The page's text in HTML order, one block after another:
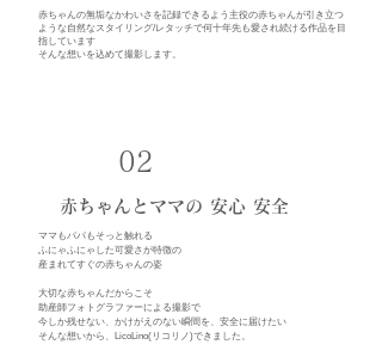
赤ちゃんの無垢なかわいさを記録できるよう主役の赤ちゃんが引き立つ
ような自然なスタイリング/レタッチで何十年先も愛され続ける作品を目
指しています
そんな想いを込めて撮影します。
02
赤ちゃんとママの 安心 安全
ママもパパもそっと触れる
ふにゃふにゃした可愛さが特徴の
産まれてすぐの赤ちゃんの姿
大切な赤ちゃんだからこそ
助産師フォトグラファーによる撮影で
今しか残せない、かけがえのない瞬間を、安全に届けたい
そんな想いから、LicoLino(リコリノ)できました。